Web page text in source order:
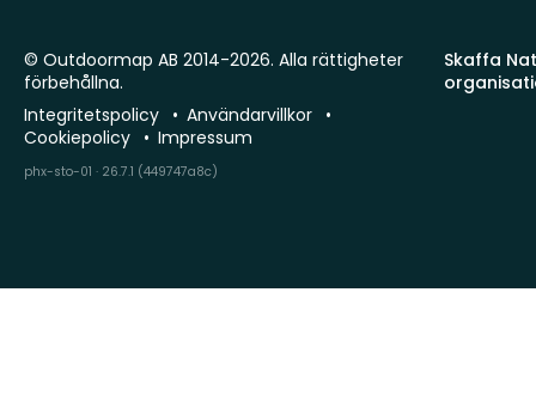
Skaffa
© Outdoormap AB 2014-2026. Alla rättigheter
förbehållna.
Integritetspolicy
Användarvillkor
Cookiepolicy
Impressum
phx-sto-01 · 26.7.1 (449747a8c)